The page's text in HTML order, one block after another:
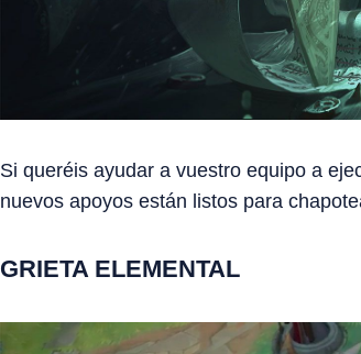
Si queréis ayudar a vuestro equipo a
nuevos apoyos están listos para
GRIETA ELEMENTAL